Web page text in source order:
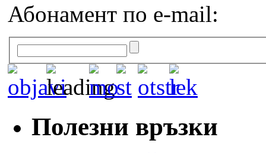
Абонамент по e-mail:
Полезни връзки